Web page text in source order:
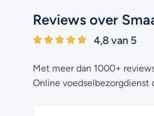
Reviews over
4,8 van 5
Met meer dan 1000+
Online voedselbezorgdienst